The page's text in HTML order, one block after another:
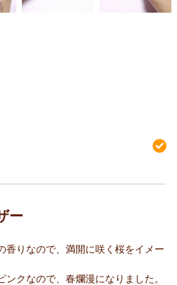
ー
香りなので、満開に咲く桜をイメー
クなので、春爛漫になりました。